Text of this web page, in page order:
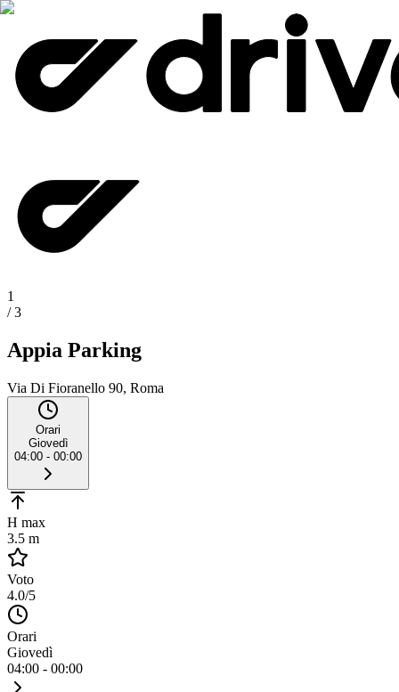
1
/3
Appia Parking
Via Di Fioranello 90, Roma
Orari
Giovedì
04:00 - 00:00
H max
3.5 m
Voto
4.0/5
Orari
Giovedì
04:00 - 00:00